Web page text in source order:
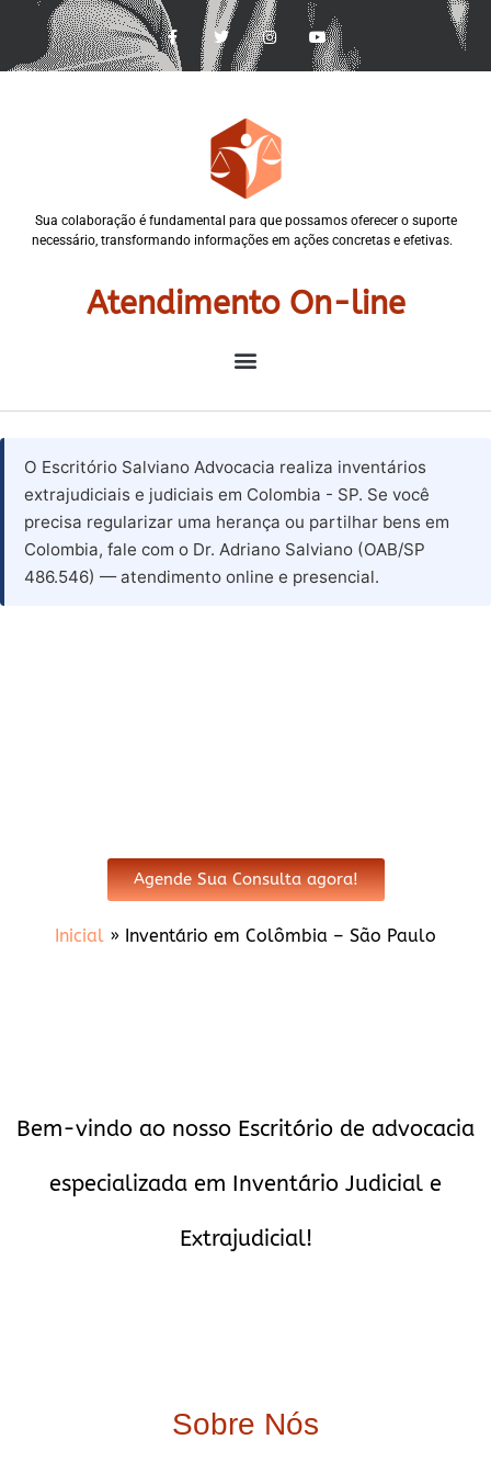
Sua colaboração é fundamental para que possamos oferecer o suporte
necessário, transformando informações em ações concretas e efetivas.
Atendimento On-line
O Escritório Salviano Advocacia realiza inventários
extrajudiciais e judiciais em Colombia - SP. Se você
precisa regularizar uma herança ou partilhar bens em
Colombia, fale com o Dr. Adriano Salviano (OAB/SP
486.546) — atendimento online e presencial.
Agende Sua Consulta agora!
Inicial » Inventário em Colômbia – São Paulo
Bem-vindo ao nosso Escritório de advocacia
especializada em Inventário Judicial e
Extrajudicial!
Sobre Nós